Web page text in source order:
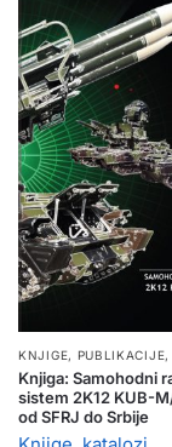
KNJIGE, PUBLIKACIJE,
Knjiga: Samohodni
sistem 2K12 KUB-
od SFRJ do Srbije